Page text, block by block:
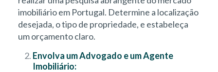
imobiliário em Portugal. Determine a localização
desejada, o tipo de propriedade, e estabeleça
um orçamento claro.
Envolva um Advogado e um Agente
Imobiliário: